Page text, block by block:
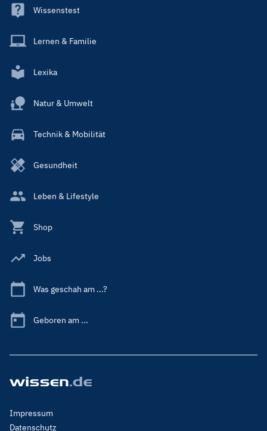
Wissenstest
Lernen & Familie
Lexika
Natur & Umwelt
Technik & Mobilität
Gesundheit
Leben & Lifestyle
Shop
Jobs
Was geschah am ...?
Geboren am ...
Footer
Menu
Impressum
Datenschutz